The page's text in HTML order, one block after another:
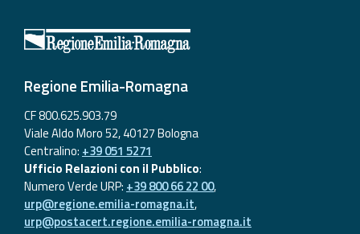
Regione Emilia-Romagna
CF 800.625.903.79
Viale Aldo Moro 52, 40127 Bologna
Centralino: +39 051 5271
Ufficio Relazioni con il Pubblico:
Numero Verde URP: +39 800 66 22 00,
urp@regione.emilia-romagna.it,
urp@postacert.regione.emilia-romagna.it